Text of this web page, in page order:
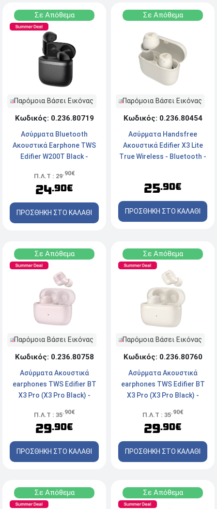
Σε Απόθεμα
Παρόμοια Βάσει Εικόνας
Κωδικός: 0.236.80719
Ασύρματα Bluetooth
Ακουστικά Earphone TWS
Edifier W200T Black -
Φόρτισης - Black
Π.Λ.Τ : 29.90€
24.90€
ΠΡΟΣΘΗΚΗ ΣΤΟ ΚΑΛΑΘΙ
Σε Απόθεμα
Παρόμοια Βάσει Εικόνας
Κωδικός: 0.236.80454
Ασύρματα Handsfree
Ακουστικά Edifier X3 Lite
Τrue Wireless - Bluetooth -
25.90€
ΠΡΟΣΘΗΚΗ ΣΤΟ ΚΑΛΑΘΙ
Σε Απόθεμα
Παρόμοια Βάσει Εικόνας
Κωδικός: 0.236.80758
Ασύρματα Ακουστικά
earphones TWS Edifier BT
X3 Pro (X3 Pro Black) -
φόρτισης - Pink
Π.Λ.Τ : 35.90€
29.90€
ΠΡΟΣΘΗΚΗ ΣΤΟ ΚΑΛΑΘΙ
Σε Απόθεμα
Παρόμοια Βάσει Εικόνας
Κωδικός: 0.236.80760
Ασύρματα Ακουστικά
earphones TWS Edifier BT
X3 Pro (X3 Pro Black) -
φόρτισης - Ivory
Π.Λ.Τ : 35.90€
29.90€
ΠΡΟΣΘΗΚΗ ΣΤΟ ΚΑΛΑΘΙ
Σε Απόθεμα Σε Απόθεμα